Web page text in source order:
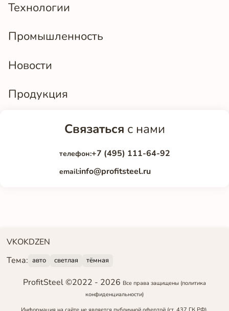
Технологии
Промышленность
Новости
Продукция
Связаться с нами
телефон:+7 (495) 111-64-92
email:info@profitsteel.ru
VKOKDZEN
Тема: авто светлая тёмная
ProfitSteel ©2022 - 2026 Все права защищены (политика
конфиденциальности)